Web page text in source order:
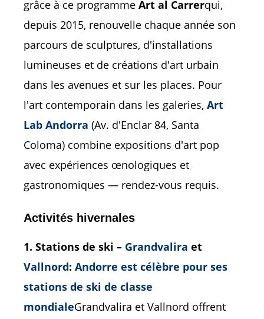
grâce à ce programme Art al Carrerqui,
depuis 2015, renouvelle chaque année son
parcours de sculptures, d'installations
lumineuses et de créations d'art urbain
dans les avenues et sur les places. Pour
l'art contemporain dans les galeries, Art
Lab Andorra (Av. d'Enclar 84, Santa
Coloma) combine expositions d'art pop
avec expériences œnologiques et
gastronomiques — rendez-vous requis.
Activités hivernales
1. Stations de ski – Grandvalira et
Vallnord: Andorre est célèbre pour ses
stations de ski de classe
mondialeGrandvalira et Vallnord offrent